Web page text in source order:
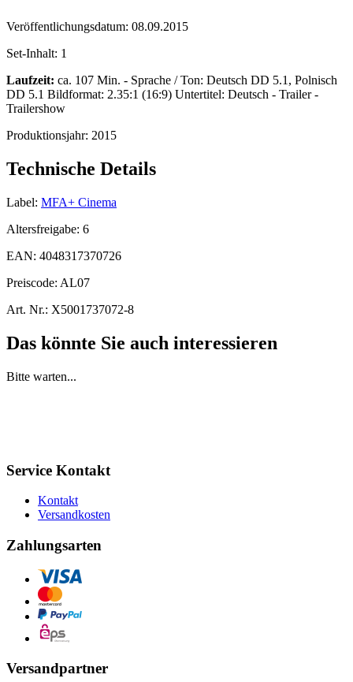
Veröffentlichungsdatum: 08.09.2015
Set-Inhalt: 1
Laufzeit: ca. 107 Min. - Sprache / Ton: Deutsch DD 5.1, Polnisch
DD 5.1 Bildformat: 2.35:1 (16:9) Untertitel: Deutsch - Trailer -
Trailershow
Produktionsjahr: 2015
Technische Details
Label: MFA+ Cinema
Altersfreigabe: 6
EAN: 4048317370726
Preiscode: AL07
Art. Nr.: X5001737072-8
Das könnte Sie auch interessieren
Bitte warten...
Service Kontakt
Kontakt
Versandkosten
Zahlungsarten
Versandpartner